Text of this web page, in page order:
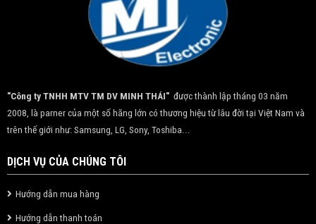
"Công ty TNHH MTV TM DV MINH THÁI" được thành lập tháng 03 năm
2008, là parner của một số hãng lớn có thương hiệu từ lâu đời tại Việt Nam và
trên thế giới như: Samsung, LG, Sony, Toshiba...
DỊCH VỤ CỦA CHÚNG TÔI
Hướng dẫn mua hàng
Hướng dẫn thanh toán